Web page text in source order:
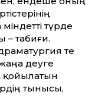
түрде
– табиғи.
өте
деуге
қойылатын
тынысы,